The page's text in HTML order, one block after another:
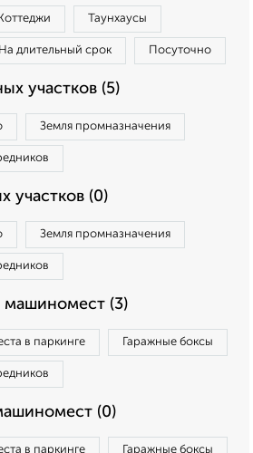
Коттеджи Таунхаусы
На длительный срок Посуточно
участков (5)
Земля промназначения
участков (0)
Земля промназначения
машиномест (3)
в паркинге Гаражные боксы
(0)
в паркинге Гаражные боксы